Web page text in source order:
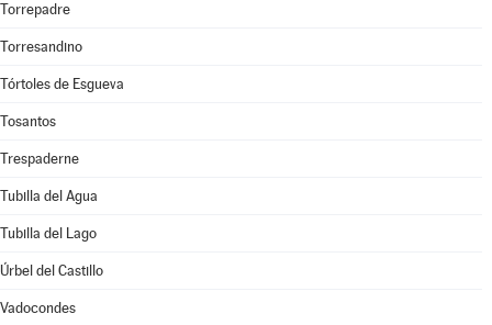
Torrepadre
Torresandino
Tórtoles de Esgueva
Tosantos
Trespaderne
Tubilla del Agua
Tubilla del Lago
Úrbel del Castillo
Vadocondes